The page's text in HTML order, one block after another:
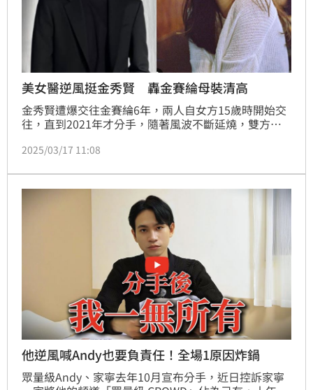
美女醫逆風挺金秀賢 轟金賽綸母裝清高
金秀賢遭爆交往金賽綸6年，兩人自女方15歲時開始交
往，直到2021年才分手，隨著風波不斷延燒，雙方各
逆風力挺金秀賢，不僅多次發文喊話外界不要網路霸
「人品堪慮」。
2025/03/17 11:08
他逆風喊Andy也要負責任！全場1原因炸鍋
眾量級Andy、家寧去年10月宣布分手，近日控訴家寧